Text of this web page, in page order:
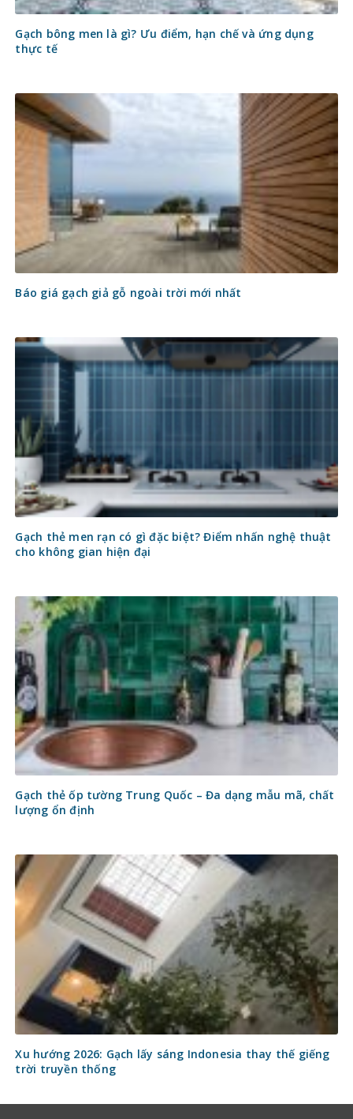
Gạch bông men là gì? Ưu điểm, hạn chế và ứng dụng
thực tế
Báo giá gạch giả gỗ ngoài trời mới nhất
Gạch thẻ men rạn có gì đặc biệt? Điểm nhấn nghệ thuật
cho không gian hiện đại
Gạch thẻ ốp tường Trung Quốc – Đa dạng mẫu mã, chất
lượng ổn định
Xu hướng 2026: Gạch lấy sáng Indonesia thay thế giếng
trời truyền thống